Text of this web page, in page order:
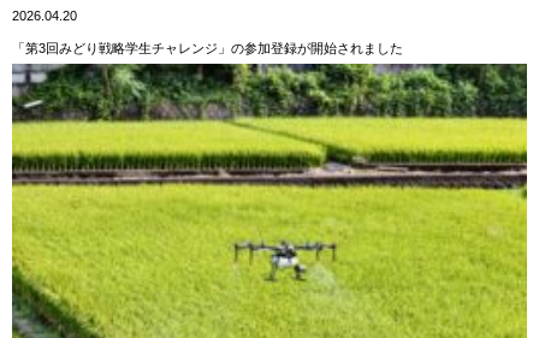
2026.04.20
「第3回みどり戦略学生チャレンジ」の参加登録が開始されました